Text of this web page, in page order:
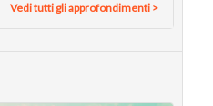
Vedi tutti gli approfondimenti >